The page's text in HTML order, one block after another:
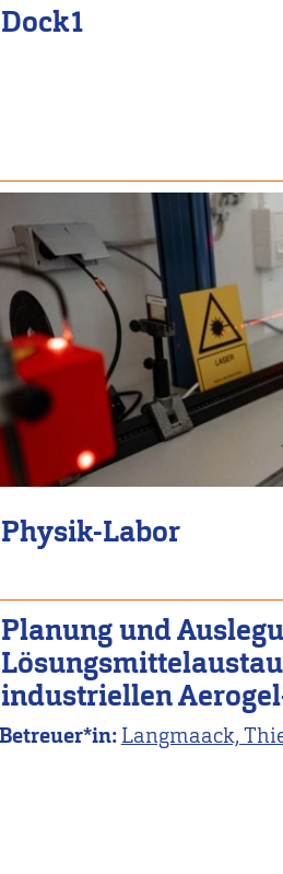
Dock1
Physik-Labor
Planung und
industriellen
Betreuer*in: Langmaack,